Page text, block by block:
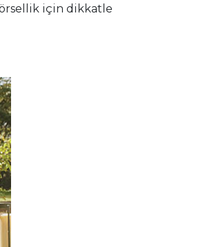
için dikkatle